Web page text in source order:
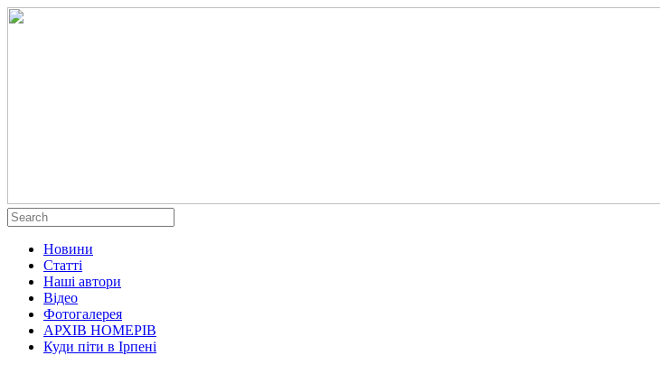
Новини
Статті
Наші автори
Відео
Фотогалерея
АРХІВ НОМЕРІВ
Куди піти в Ірпені